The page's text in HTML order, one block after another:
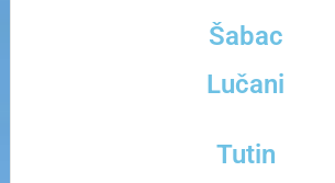
Šabac
Lučani
Tutin